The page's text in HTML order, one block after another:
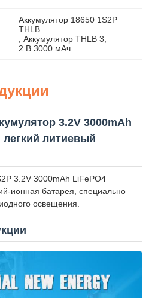
Аккумулятор 18650 1S2P
THLB
Аккумулятор THLB 3
2 В 3000 мАч
3.2V 3000mAh
литиевый
3.2V 3000mAh LiFePO4
ионная батарея, специально
освещения.